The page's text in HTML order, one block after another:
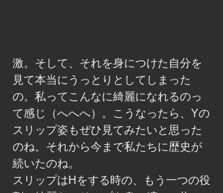
激。そして、それを身につけた自分を
見て本当にうっとりとしてしまった
の。私ってこんなに綺麗になれるのっ
て感じ（へへへ）。こうなったら、Yの
スリップ姿もぜひ見てみたいと思った
のね。それから今まで私たちに歴史が
続いたのね。
スリップはHをする時の、もう一つの役